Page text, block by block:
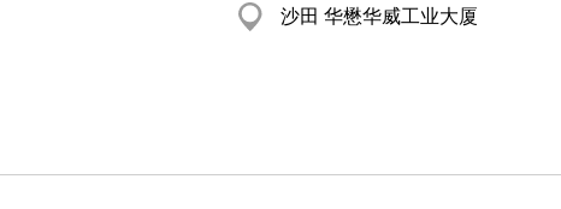
沙田 华懋华威工业大厦